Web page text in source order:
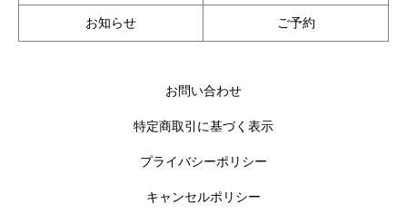
お知らせ ご予約
お問い合わせ
特定商取引に基づく表示
プライバシーポリシー
キャンセルポリシー